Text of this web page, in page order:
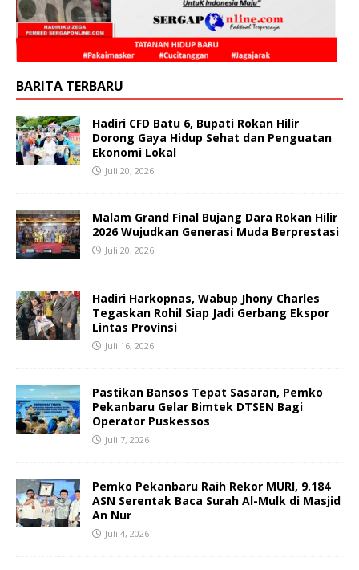
BARITA TERBARU
Hadiri CFD Batu 6, Bupati Rokan Hilir
Dorong Gaya Hidup Sehat dan Penguatan
Ekonomi Lokal
Juli 20, 2026
Malam Grand Final Bujang Dara Rokan Hilir
2026 Wujudkan Generasi Muda Berprestasi
Juli 20, 2026
Hadiri Harkopnas, Wabup Jhony Charles
Tegaskan Rohil Siap Jadi Gerbang Ekspor
Lintas Provinsi
Juli 16, 2026
Pastikan Bansos Tepat Sasaran, Pemko
Pekanbaru Gelar Bimtek DTSEN Bagi
Operator Puskessos
Juli 7, 2026
Pemko Pekanbaru Raih Rekor MURI, 9.184
ASN Serentak Baca Surah Al-Mulk di Masjid
An Nur
Juli 4, 2026